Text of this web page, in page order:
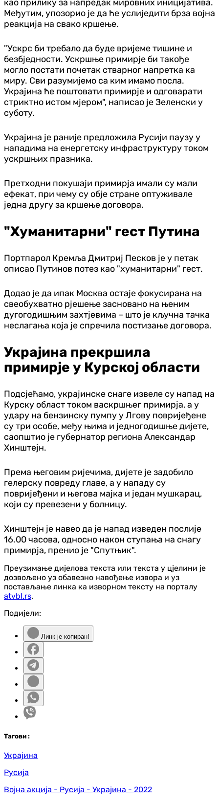
као прилику за напредак мировних иницијатива.
Међутим, упозорио је да ће услиједити брза војна
реакција на свако кршење.
"Ускрс би требало да буде вријеме тишине и
безбједности. Ускршње примирје би такође
могло постати почетак стварног напретка ка
миру. Сви разумијемо са ким имамо посла.
Украјина ће поштовати примирје и одговарати
стриктно истом мјером", написао је Зеленски у
суботу.
Украјина је раније предложила Русији паузу у
нападима на енергетску инфраструктуру током
ускршњих празника.
Претходни покушаји примирја имали су мали
ефекат, при чему су обје стране оптуживале
једна другу за кршење договора.
"Хуманитарни" гест Путина
Портпарол Кремља Дмитриј Песков је у петак
описао Путинов потез као "хуманитарни" гест.
Додао је да ипак Москва остаје фокусирана на
свеобухватно рјешење засновано на њеним
дугогодишњим захтјевима – што је кључна тачка
неслагања која је спречила постизање договора.
Украјина прекршила
примирје у Курској области
Подсјећамо, украјинске снаге извеле су напад на
Курску област током васкршњег примирја, а у
удару на бензинску пумпу у Лгову повријеђене
су три особе, међу њима и једногодишње дијете,
саопштио је губернатор региона Александар
Хинштејн.
Према његовим ријечима, дијете је задобило
гелерску повреду главе, а у нападу су
повријеђени и његова мајка и један мушкарац,
који су превезени у болницу.
Хинштејн је навео да је напад изведен послије
16.00 часова, односно након ступања на снагу
примирја, пренио је "Спутњик".
Преузимање дијелова текста или текста у цјелини је
дозвољено уз обавезно навођење извора и уз
постављање линка ка изворном тексту на порталу
atvbl.rs.
Подијели:
Линк је копиран!
Тагови :
Украјина
Русија
Војна акција - Русија - Украјина - 2022